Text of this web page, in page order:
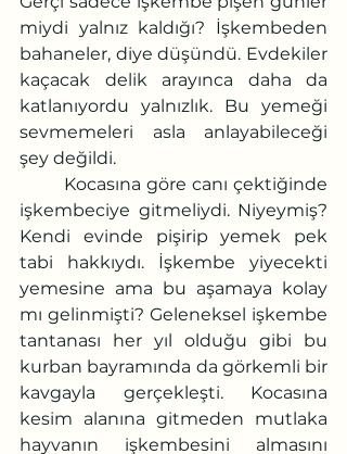
miydi yalnız kaldığı? İşkembeden
bahaneler, diye düşündü. Evdekiler
kaçacak delik arayınca daha da
katlanıyordu yalnızlık. Bu yemeği
sevmemeleri asla anlayabileceği
şey değildi.
işkembeciye gitmeliydi. Niyeymiş?
Kendi evinde pişirip yemek pek
tabi hakkıydı. İşkembe yiyecekti
yemesine ama bu aşamaya kolay
mı gelinmişti? Geleneksel işkembe
tantanası her yıl olduğu gibi bu
kurban bayramında da görkemli bir
kavgayla gerçekleşti. Kocasına
kesim alanına gitmeden mutlaka
hayvanın işkembesini almasını